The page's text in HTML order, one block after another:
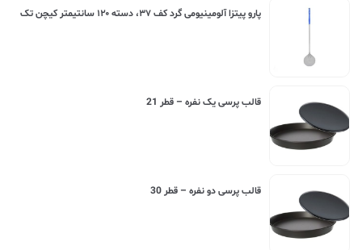
پارو پیتزا آلومینیومی گرد کف ۳۷، دسته ۱۲۰ سانتیمتر کیچن تک
قالب پرسی یک نفره – قطر 21
قالب پرسی دو نفره – قطر 30